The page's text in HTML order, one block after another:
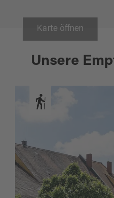
Karte öffnen
Unsere